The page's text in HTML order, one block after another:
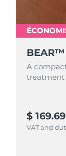
A
treatment
$ 169.69
VAT and